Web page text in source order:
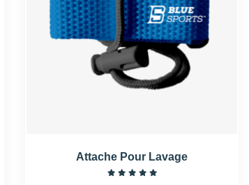
Attache Pour Lavage